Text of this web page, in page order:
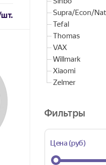
Tefal
Thomas
VAX
Willmark
Xiaomi
Zelmer
Фильтры
Цена (руб)